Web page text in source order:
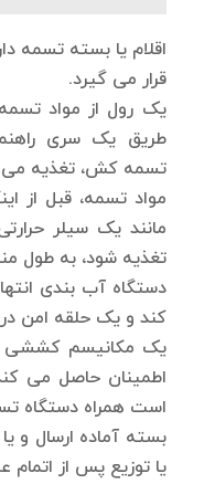
اقلام یا بسته تسمه
قرار می گیرد.
یک رول از مواد
طریق یک سری
تسمه کش، تغذیه
مواد تسمه، قبل از
مانند یک سیلر
تغذیه شود، به طول
دستگاه آب بندی
کند و یک حلقه امن
یک مکانیسم کششی
اطمینان حاصل می
است همراه دستگاه
بسته آماده ارسال و
یا توزیع پس از